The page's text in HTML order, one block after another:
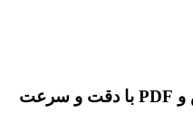
تایپ جزوه دست‌نویس، عکس و PDF با دقت و سرعت